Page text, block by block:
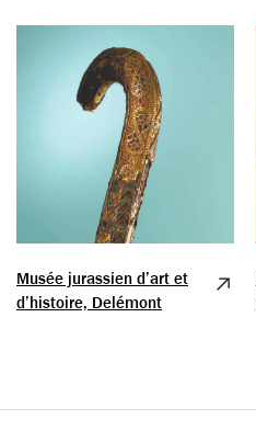
Musée jurassien d’art et
d’histoire, Delémont